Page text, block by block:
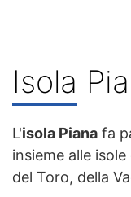
Isola
L'isola Piana fa
insieme alle
del Toro, della